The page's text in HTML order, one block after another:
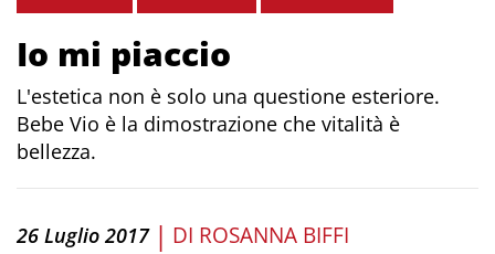
Io mi piaccio
L'estetica non è solo una questione esteriore.
Bebe Vio è la dimostrazione che vitalità è
bellezza.
26 Luglio 2017 | DI ROSANNA BIFFI